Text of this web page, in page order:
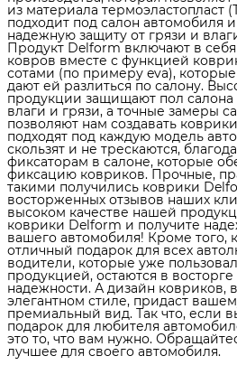
из материала термоэластопласт
подходит под салон автомобиля
надежную защиту от грязи и
Продукт Delform включают в
ковров вместе с функцией
сотами (по примеру eva),
дают ей разлиться по салону.
продукции защищают пол салона
влаги и грязи, а точные замеры
позволяют нам создавать
подходят под каждую модель
скользят и не трескаются,
фиксаторам в салоне, которые
фиксацию ковриков. Прочные,
такими получились коврики
восторженных отзывов наших
высоком качестве нашей
коврики Delform и получите
вашего автомобиля! Кроме того,
отличный подарок для всех
водители, которые уже
продукцией, остаются в
надежности. А дизайн ковриков,
элегантном стиле, придаст
премиальный вид. Так что, если
подарок для любителя
это то, что вам нужно.
лучшее для своего автомобиля.